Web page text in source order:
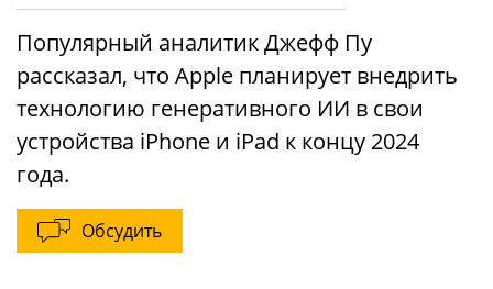
Популярный аналитик Джефф Пу
рассказал, что Apple планирует внедрить
технологию генеративного ИИ в свои
устройства iPhone и iPad к концу 2024
года.
Обсудить